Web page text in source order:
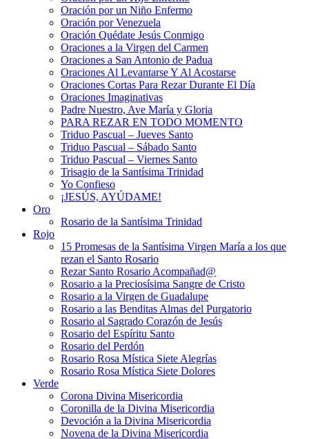
Oración por un Niño Enfermo
Oración por Venezuela
Oración Quédate Jesús Conmigo
Oraciones a la Virgen del Carmen
Oraciones a San Antonio de Padua
Oraciones Al Levantarse Y Al Acostarse
Oraciones Cortas Para Rezar Durante El Día
Oraciones Imaginativas
Padre Nuestro, Ave María y Gloria
PARA REZAR EN TODO MOMENTO
Triduo Pascual – Jueves Santo
Triduo Pascual – Sábado Santo
Triduo Pascual – Viernes Santo
Trisagio de la Santísima Trinidad
Yo Confieso
¡JESÚS, AYÚDAME!
Oro
Rosario de la Santísima Trinidad
Rojo
15 Promesas de la Santísima Virgen María a los que
rezan el Santo Rosario
Rezar Santo Rosario Acompañad@
Rosario a la Preciosísima Sangre de Cristo
Rosario a la Virgen de Guadalupe
Rosario a las Benditas Almas del Purgatorio
Rosario al Sagrado Corazón de Jesús
Rosario del Espíritu Santo
Rosario del Perdón
Rosario Rosa Mística Siete Alegrías
Rosario Rosa Mística Siete Dolores
Verde
Corona Divina Misericordia
Coronilla de la Divina Misericordia
Devoción a la Divina Misericordia
Novena de la Divina Misericordia